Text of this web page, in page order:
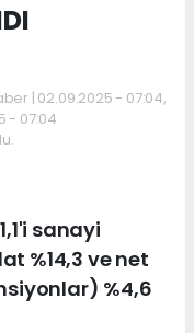
| 02.09.2025 - 07:04,
- 07:04
sanayi
%14,3 ve net
%4,6